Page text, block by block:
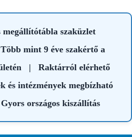
megállítótábla szaküzlet
Több mint 9 éve szakértő a
| Raktárról elérhető
és intézmények megbízható
Gyors országos kiszállítás